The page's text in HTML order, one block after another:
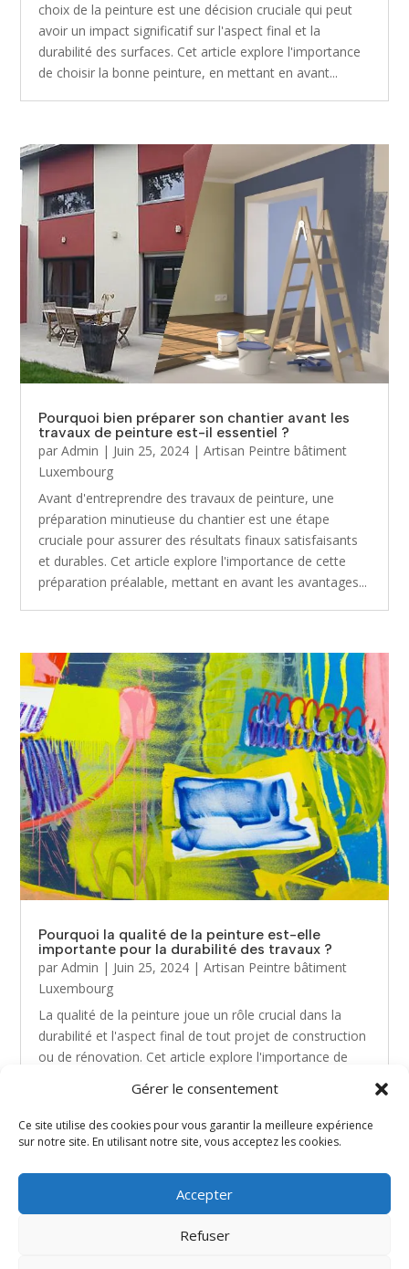
Gérer le consentement
Ce site utilise des cookies pour vous garantir la meilleure expérience
sur notre site. En utilisant notre site, vous acceptez les cookies.
Accepter
Refuser
choix de la peinture est une décision cruciale qui peut
avoir un impact significatif sur l'aspect final et la
durabilité des surfaces. Cet article explore l'importance
de choisir la bonne peinture, en mettant en avant...
Pourquoi bien préparer son chantier avant les
travaux de peinture est-il essentiel ?
parAdmin | Juin 25, 2024 |Artisan Peintre bâtiment
Luxembourg
Avant d'entreprendre des travaux de peinture, une
préparation minutieuse du chantier est une étape
cruciale pour assurer des résultats finaux satisfaisants
et durables. Cet article explore l'importance de cette
préparation préalable, mettant en avant les avantages...
Pourquoi la qualité de la peinture est-elle
importante pour la durabilité des travaux ?
parAdmin | Juin 25, 2024 |Artisan Peintre bâtiment
Luxembourg
La qualité de la peinture joue un rôle crucial dans la
durabilité et l'aspect final de tout projet de construction
ou de rénovation. Cet article explore l'importance de
lumière les avantages d'engager un artisan...